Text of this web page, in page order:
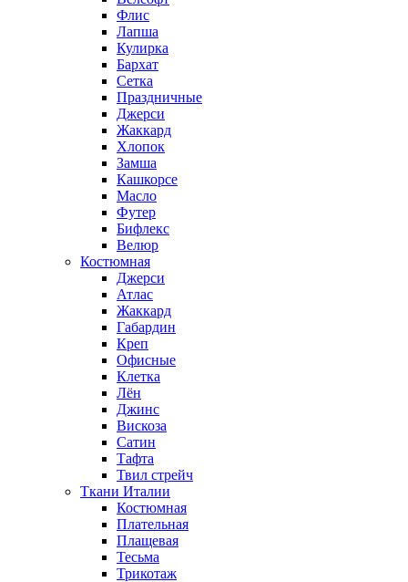
Флис
Лапша
Кулирка
Бархат
Сетка
Праздничные
Джерси
Жаккард
Хлопок
Замша
Кашкорсе
Масло
Футер
Бифлекс
Велюр
Костюмная
Джерси
Атлас
Жаккард
Габардин
Креп
Офисные
Клетка
Лён
Джинс
Вискоза
Сатин
Тафта
Твил стрейч
Ткани Италии
Костюмная
Плательная
Плащевая
Тесьма
Трикотаж